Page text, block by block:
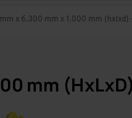
x 6.300 mm x 1.000 mm (hxlxd)
mm